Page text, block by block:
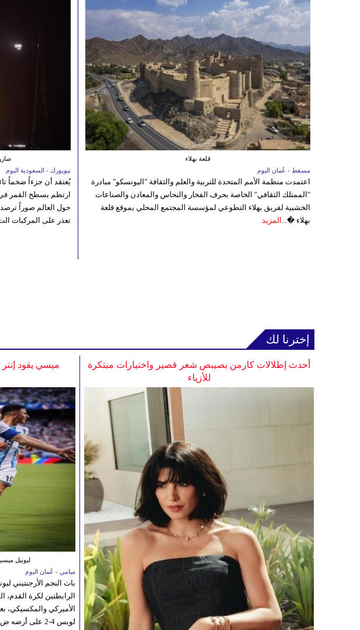
صاروخ
نيويورك - السعودية اليوم
ارتطم بسطح القمر في
حول العالم صوراً
تعذر على المركبات
قلعة بهلاء
مسقط - عُمان اليوم
اعتمدت منظمة الأمم المتحدة للتربية والعلم والثقافة "اليونسكو" مبادرة
"الممتلك الثقافي" الخاصة بحرف الفخار والنحاس والمعادن والصناعات
الخشبية لفريق بهلاء التطوعي لمؤسسة المجتمع المحلي بموقع قلعة
بهلاء �... المزيد
إخترنا لك
ميسي يقود
ليونيل
ميامي - عُمان اليوم
بات النجم الأرجنتيني
الرابطتين لكرة القدم،
الأميركي والمكسيكي،
لويس 4-2 على أرضه ض�...
أحدث إطلالات كارمن بصيبص شعر قصير واختيارات مبتكرة
للأزياء